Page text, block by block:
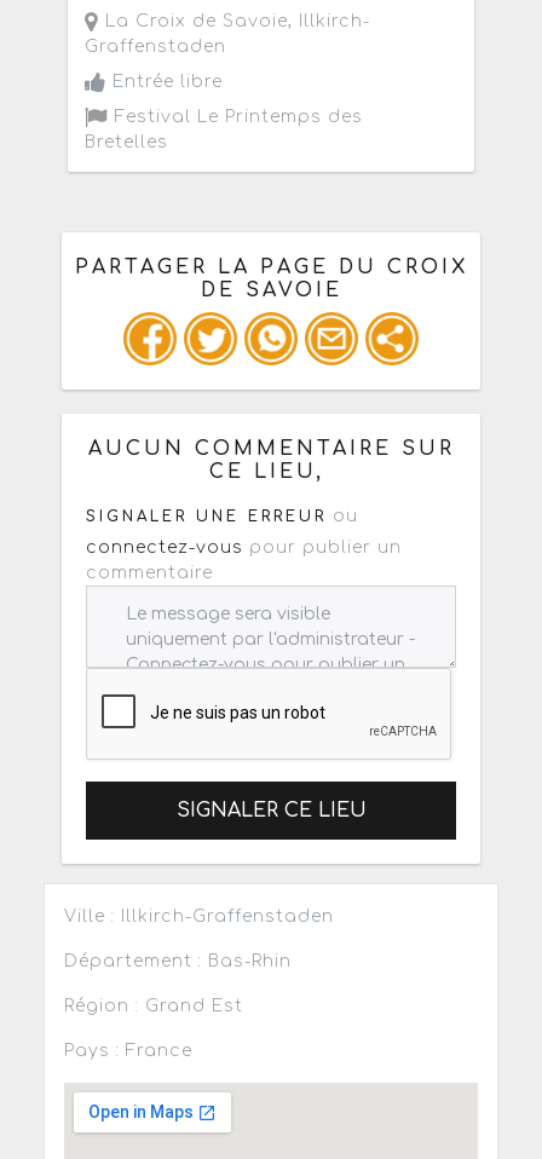
La Croix de Savoie,
Illkirch-
Graffenstaden
Entrée libre
Festival Le Printemps des
Bretelles
PARTAGER LA PAGE DU CROIX
DE SAVOIE
Ou copiez les infos ci-dessous pour
un : mail / forum / réseau social
AUCUN COMMENTAIRE SUR
CE LIEU,
SIGNALER UNE ERREUR ou
connectez-vous pour publier un
commentaire
SIGNALER CE LIEU
Ville : Illkirch-Graffenstaden
Département : Bas-Rhin
Région : Grand Est
Pays : France